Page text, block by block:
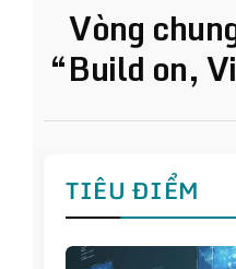
Vòng
“Build on,
TIÊU ĐIỂM